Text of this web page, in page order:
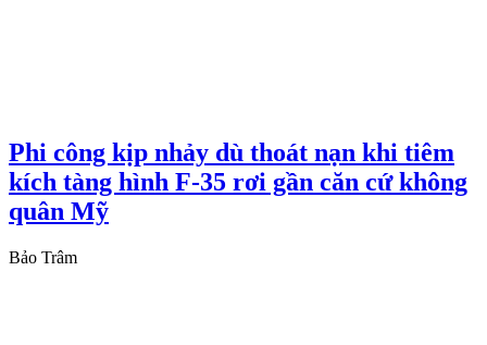
Phi công kịp nhảy dù thoát nạn khi tiêm
kích tàng hình F-35 rơi gần căn cứ không
quân Mỹ
Bảo Trâm